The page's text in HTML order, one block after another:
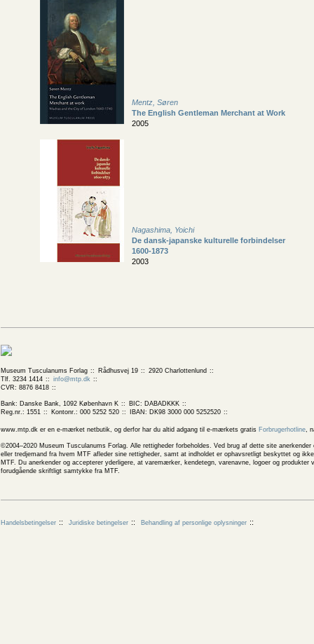
Mentz, Søren
The English Gentleman Merchant at Work
2005
Nagashima, Yoichi
De dansk-japanske kulturelle forbindelser
1600-1873
2003
Museum Tusculanums Forlag Rådhusvej 19
2920 Charlottenlund
Tlf. 3234 1414
info@mtp.dk
CVR: 8876 8418
Bank: Danske Bank, 1092 København K
BIC: DABADKKK
Reg.nr.: 1551
Kontonr.: 000 5252 520 IBAN: DK98 3000 000 5252520
www.mtp.dk er en e-mærket netbutik, og derfor har du altid adgang til e-mærkets gratis Forbrugerhotline,
©2004–2020 Museum Tusculanums Forlag. Alle rettigheder forbeholdes. Ved brug af dette site
eller tredjemand fra hvem MTF afleder sine rettigheder, samt at indholdet er ophavsretligt beskyttet og
MTF. Du anerkender og accepterer yderligere, at varemærker, kendetegn, varenavne, logoer og
forudgående skriftligt samtykke fra MTF.
Handelsbetingelser Juridiske betingelser Behandling af personlige oplysninger